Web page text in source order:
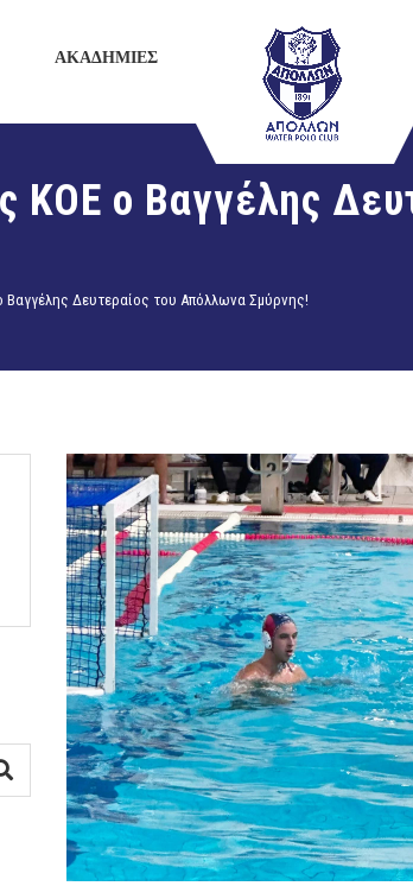
ΑΚΑΔΗΜΙΕΣ
ΚΟΕ ο Βαγγέλης
Βαγγέλης Δευτεραίος του Απόλλωνα Σμύρνης!